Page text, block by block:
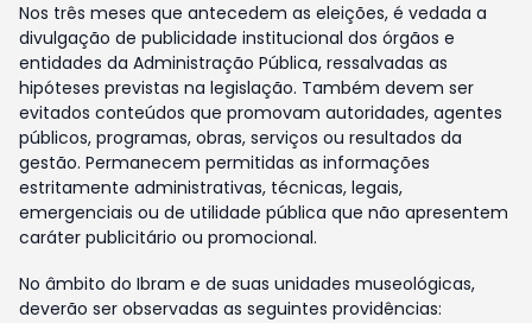
Nos três meses que antecedem as eleições, é vedada a
divulgação de publicidade institucional dos órgãos e
entidades da Administração Pública, ressalvadas as
hipóteses previstas na legislação. Também devem ser
evitados conteúdos que promovam autoridades, agentes
públicos, programas, obras, serviços ou resultados da
gestão. Permanecem permitidas as informações
estritamente administrativas, técnicas, legais,
emergenciais ou de utilidade pública que não apresentem
caráter publicitário ou promocional.
No âmbito do Ibram e de suas unidades museológicas,
deverão ser observadas as seguintes providências: